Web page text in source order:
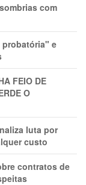
com
probatória" e
FEIO DE
O
luta por
custo
contratos de